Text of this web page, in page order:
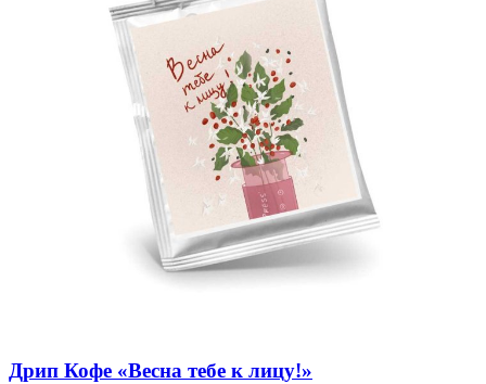
Дрип Кофе «Весна тебе к лицу!»